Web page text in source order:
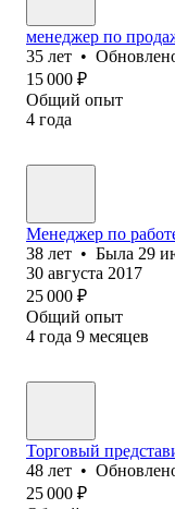
менеджер по
35 лет •
15 000 ₽
Общий опыт
4 года
Менеджер по
38 лет • Была 29
30 августа 2017
25 000 ₽
Общий опыт
4 года 9 месяцев
Торговый
48 лет •
25 000 ₽